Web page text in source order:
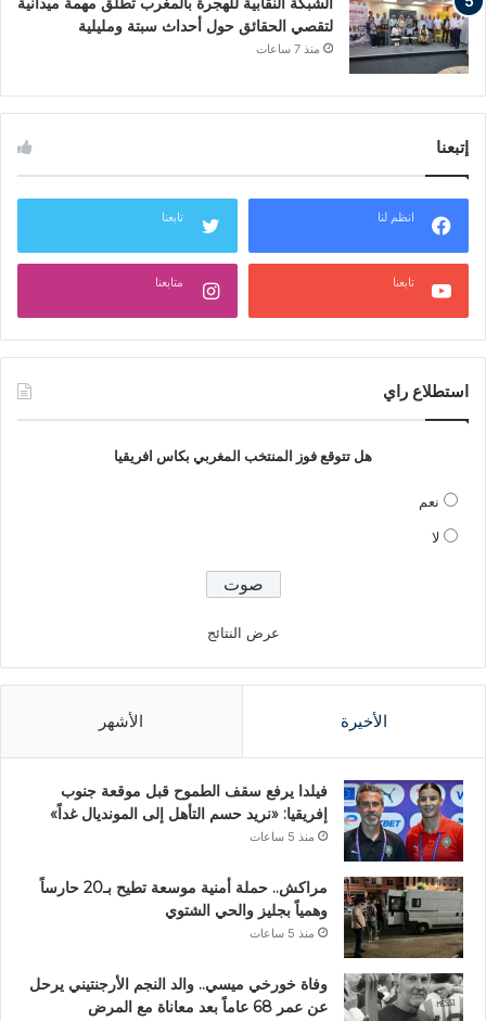
لتقصي الحقائق حول أحداث سبتة ومليلية
منذ 7 ساعات
إتبعنا
انظم لنا تابعنا
تابعنا متابعنا
استطلاع راي
هل تتوقع فوز المنتخب المغربي بكاس افريقيا
نعم
لا
عرض النتائج
الأخيرة الأشهر
فيلدا يرفع سقف الطموح قبل موقعة جنوب
إفريقيا: «نريد حسم التأهل إلى المونديال غداً»
منذ 5 ساعات
مراكش.. حملة أمنية موسعة تطيح بـ20 حارساً
وهمياً بجليز والحي الشتوي
منذ 5 ساعات
وفاة خورخي ميسي.. والد النجم الأرجنتيني يرحل
عن عمر 68 عاماً بعد معاناة مع المرض